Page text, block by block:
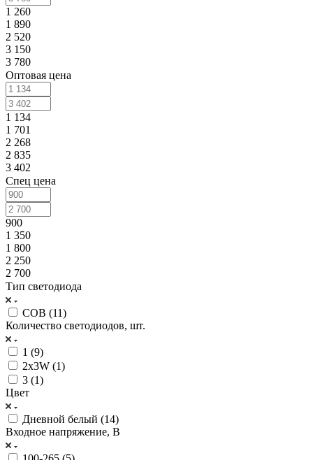
1 260
1 890
2 520
3 150
3 780
Оптовая цена
1 134
1 701
2 268
2 835
3 402
Спец цена
900
1 350
1 800
2 250
2 700
Тип светодиода
COB (11)
Количество светодиодов, шт.
1 (9)
2х3W (1)
3 (1)
Цвет
Дневной белый (14)
Входное напряжение, В